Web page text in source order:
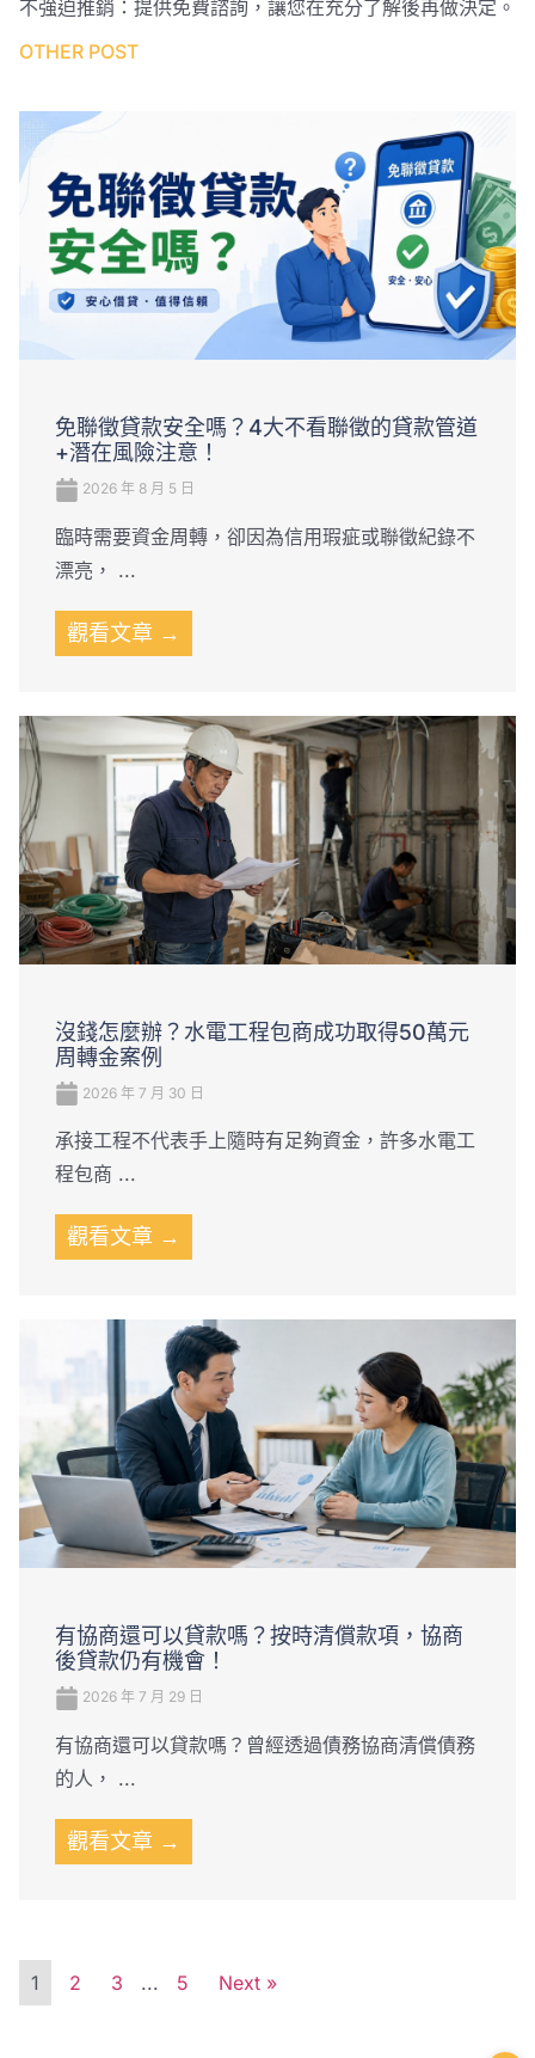
不強迫推銷：提供免費諮詢，讓您在充分了解後再做決定。
OTHER POST
免聯徵貸款安全嗎？4大不看聯徵的貸款管道
+潛在風險注意！
2026 年 8 月 5 日
臨時需要資金周轉，卻因為信用瑕疵或聯徵紀錄不
漂亮， ...
觀看文章 →
沒錢怎麼辦？水電工程包商成功取得50萬元
周轉金案例
2026 年 7 月 30 日
承接工程不代表手上隨時有足夠資金，許多水電工
程包商 ...
觀看文章 →
有協商還可以貸款嗎？按時清償款項，協商
後貸款仍有機會！
2026 年 7 月 29 日
有協商還可以貸款嗎？曾經透過債務協商清償債務
的人， ...
觀看文章 →
1 2 3 ... 5 Next »